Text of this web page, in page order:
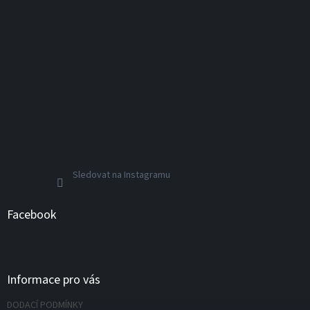
Sledovat na Instagramu
Facebook
Informace pro vás
DODACÍ PODMÍNKY